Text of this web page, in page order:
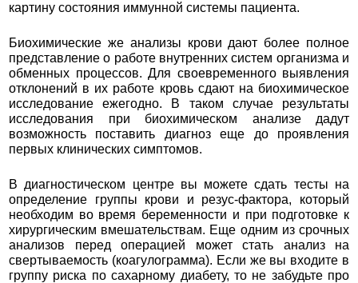
картину состояния иммунной системы пациента.
Биохимические же анализы крови дают более полное
представление о работе внутренних систем организма и
обменных процессов. Для своевременного выявления
отклонений в их работе кровь сдают на биохимическое
исследование ежегодно. В таком случае результаты
исследования при биохимическом анализе дадут
возможность поставить диагноз еще до проявления
первых клинических симптомов.
В диагностическом центре вы можете сдать тесты на
определение группы крови и резус-фактора, который
необходим во время беременности и при подготовке к
хирургическим вмешательствам. Еще одним из срочных
анализов перед операцией может стать анализ на
свертываемость (коагулограмма). Если же вы входите в
группу риска по сахарному диабету, то не забудьте про